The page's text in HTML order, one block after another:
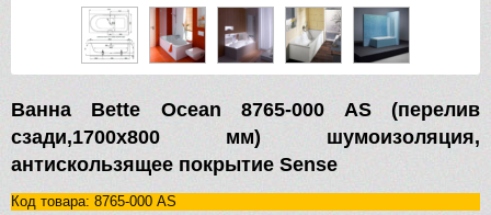
Ванна Bette Ocean 8765-000 AS (перелив
сзади,1700х800 мм) шумоизоляция,
антискользящее покрытие Sense
Код товара: 8765-000 AS